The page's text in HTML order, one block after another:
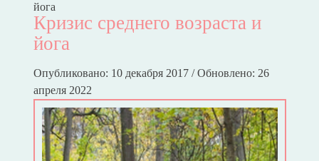
йога
Кризис среднего возраста и
йога
Опубликовано: 10 декабря 2017 / Обновлено: 26
апреля 2022